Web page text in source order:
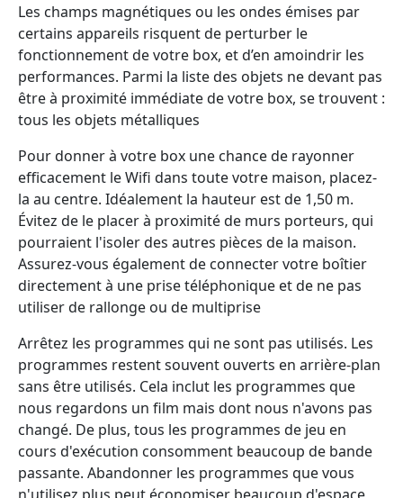
Les champs magnétiques ou les ondes émises par
certains appareils risquent de perturber le
fonctionnement de votre box, et d’en amoindrir les
performances. Parmi la liste des objets ne devant pas
être à proximité immédiate de votre box, se trouvent :
tous les objets métalliques
Pour donner à votre box une chance de rayonner
efficacement le Wifi dans toute votre maison, placez-
la au centre. Idéalement la hauteur est de 1,50 m.
Évitez de le placer à proximité de murs porteurs, qui
pourraient l'isoler des autres pièces de la maison.
Assurez-vous également de connecter votre boîtier
directement à une prise téléphonique et de ne pas
utiliser de rallonge ou de multiprise
Arrêtez les programmes qui ne sont pas utilisés. Les
programmes restent souvent ouverts en arrière-plan
sans être utilisés. Cela inclut les programmes que
nous regardons un film mais dont nous n'avons pas
changé. De plus, tous les programmes de jeu en
cours d'exécution consomment beaucoup de bande
passante. Abandonner les programmes que vous